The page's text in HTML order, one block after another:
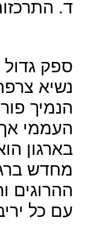
ד.
ספק
נשיא
הנמיך
העממי אך
בארגון
מחדש
ההרוגים
עם כל